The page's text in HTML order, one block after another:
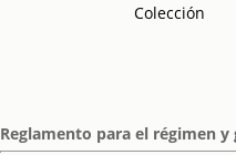
Colección
Reglamento para el régimen